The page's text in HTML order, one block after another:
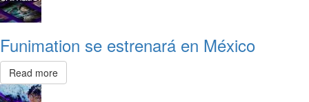
Funimation se estrenará en México
Read more